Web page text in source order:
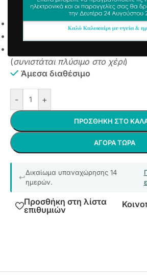
2,58€ συμπ. Φ.Π.Α
Αντιολισθητικό Υπόστρωμα
(συνιστάται πλύσιμο στο χέρι)
Άμεσα διαθέσιμο
- +
ΠΡΟΣΘΉΚΗ ΣΤΟ
ΑΓΟΡΆ ΤΏΡΑ
Δικαίωμα υπαναχώρησης 14
ημερών.
Προσθήκη στη λίστα
επιθυμιών